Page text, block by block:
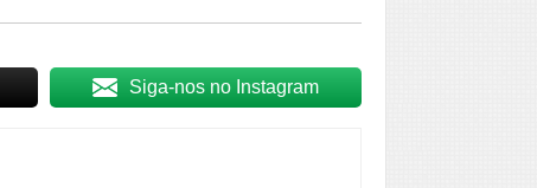
Siga-nos no Instagram